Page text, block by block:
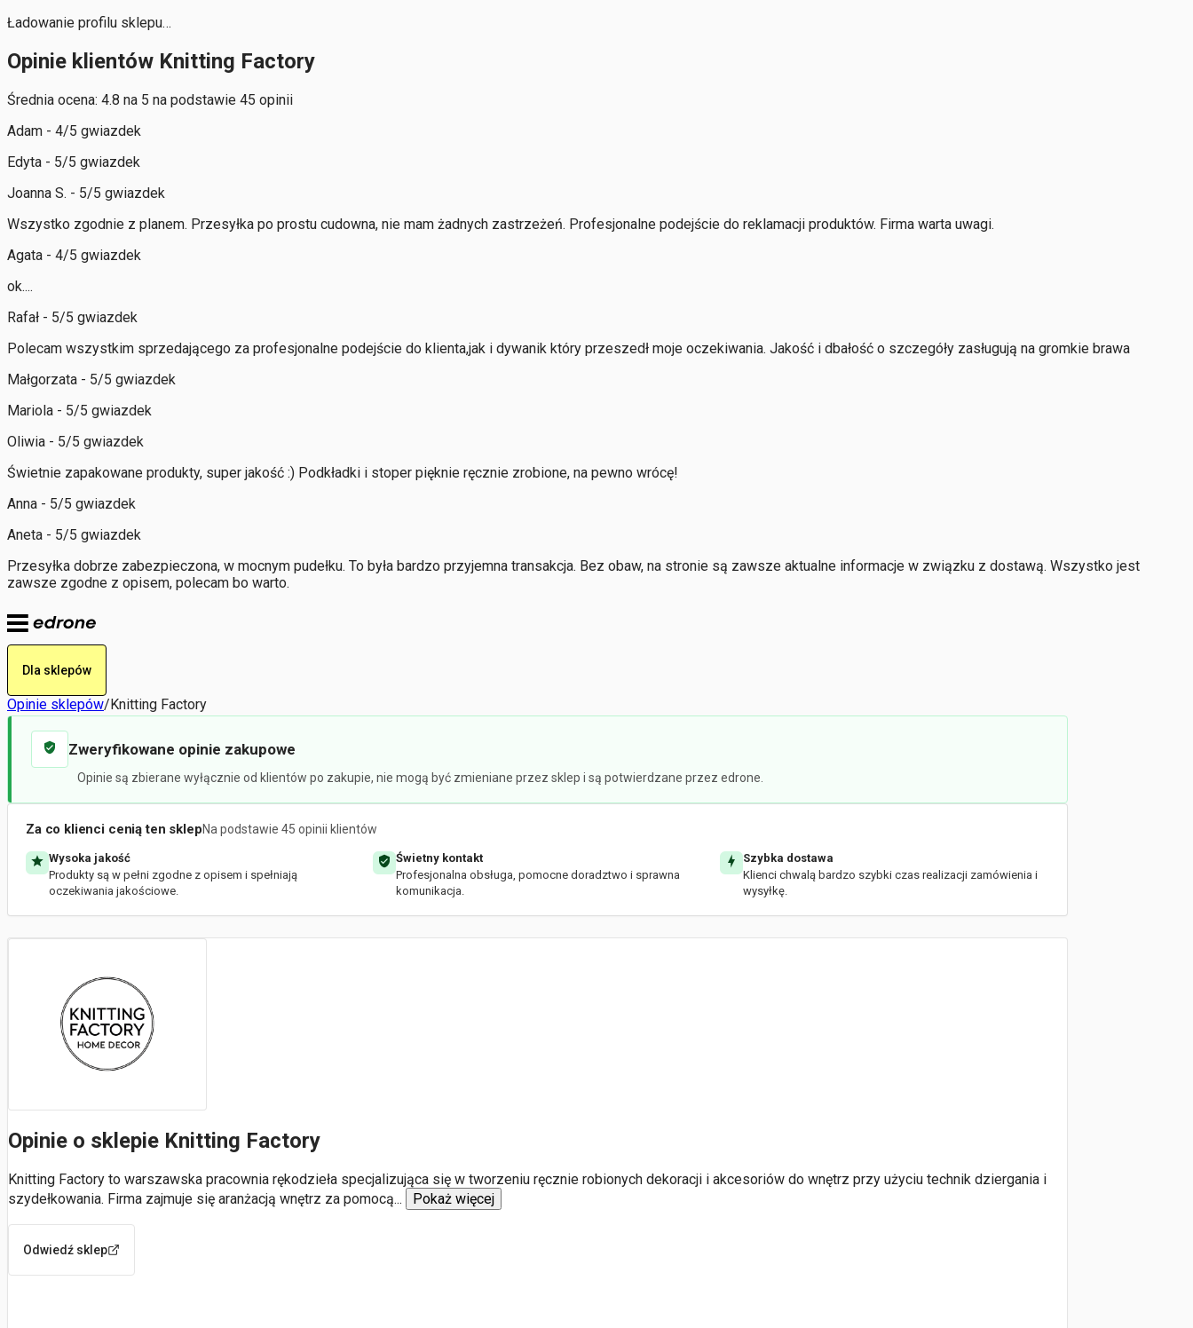
Ładowanie profilu sklepu…
Opinie klientów Knitting Factory
Średnia ocena: 4.8 na 5 na podstawie 45 opinii
Adam - 4/5 gwiazdek
Edyta - 5/5 gwiazdek
Joanna S. - 5/5 gwiazdek
Wszystko zgodnie z planem. Przesyłka po prostu cudowna, nie mam żadnych zastrzeżeń. Profesjonalne podejście do reklamacji produktów. Firma warta uwagi.
Agata - 4/5 gwiazdek
ok....
Rafał - 5/5 gwiazdek
Polecam wszystkim sprzedającego za profesjonalne podejście do klienta,jak i dywanik który przeszedł moje oczekiwania. Jakość i dbałość o szczegóły zasługują na gromkie brawa
Małgorzata - 5/5 gwiazdek
Mariola - 5/5 gwiazdek
Oliwia - 5/5 gwiazdek
Świetnie zapakowane produkty, super jakość :) Podkładki i stoper pięknie ręcznie zrobione, na pewno wrócę!
Anna - 5/5 gwiazdek
Aneta - 5/5 gwiazdek
Przesyłka dobrze zabezpieczona, w mocnym pudełku. To była bardzo przyjemna transakcja. Bez obaw, na stronie są zawsze aktualne informacje w związku z dostawą. Wszystko jest
zawsze zgodne z opisem, polecam bo warto.
Dla sklepów
Opinie sklepów/Knitting Factory
Zweryfikowane opinie zakupowe
Opinie są zbierane wyłącznie od klientów po zakupie, nie mogą być zmieniane przez sklep i są potwierdzane przez edrone.
Za co klienci cenią ten sklepNa podstawie 45 opinii klientów
Wysoka jakość
Produkty są w pełni zgodne z opisem i spełniają
oczekiwania jakościowe.
Świetny kontakt
Profesjonalna obsługa, pomocne doradztwo i sprawna
komunikacja.
Szybka dostawa
Klienci chwalą bardzo szybki czas realizacji zamówienia i
wysyłkę.
Opinie o sklepie Knitting Factory
Knitting Factory to warszawska pracownia rękodzieła specjalizująca się w tworzeniu ręcznie robionych dekoracji i akcesoriów do wnętrz przy użyciu technik dziergania i
szydełkowania. Firma zajmuje się aranżacją wnętrz za pomocą... Pokaż więcej
Odwiedź sklep